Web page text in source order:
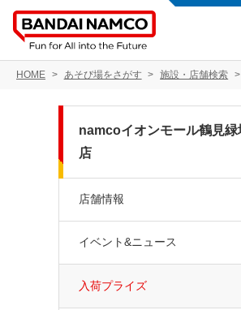
HOME あそび場をさがす 施設・店舗検索
namcoイオンモール鶴見緑
店
店舗情報
イベント&ニュース
入荷プライズ